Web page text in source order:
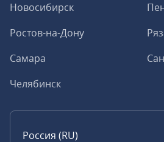
Новосибирск
Ростов-на-Дону
Самара
Челябинск
Россия (RU)